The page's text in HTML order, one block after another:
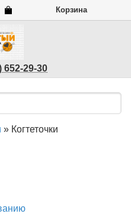
Корзина
652-29-30
» Когтеточки